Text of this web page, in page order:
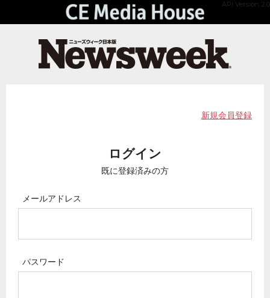
API Version 2.0
新規会員登録
ログイン
既に登録済みの方
メールアドレス
パスワード